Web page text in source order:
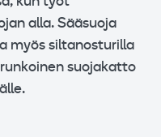
alla. Sääsuoja
myös siltanosturilla
suojakatto